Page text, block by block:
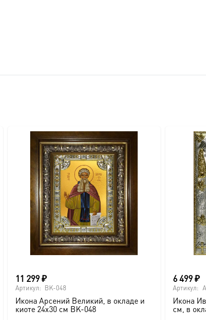
11 299₽
Артикул: BK-048
Икона Арсений Великий, в окладе и
киоте 24х30 см BK-048
6 499₽
Артикул:
Икона
см, в